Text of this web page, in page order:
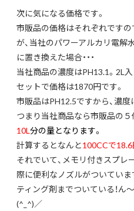
次に気になる価格です。
市販品の価格はそれぞれです
が、当社のパワーアルカリ電
に置き換えた場合・・・
当社商品の濃度はPH13.1。2L
セットで価格は1870円です。
市販品はPH12.5ですから、濃度
つまり当社商品なら市販品の
10L分の量となります。
計算するとなんと100CCで
それでいて、メモリ付きスプレ
際に便利なノズルがついていま
ティング剤までついている！ん
(^_^)／